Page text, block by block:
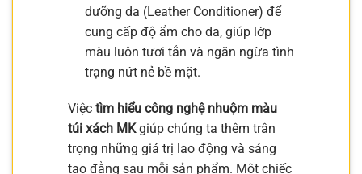
dưỡng da (Leather Conditioner) để
cung cấp độ ẩm cho da, giúp lớp
màu luôn tươi tắn và ngăn ngừa tình
trạng nứt nẻ bề mặt.
Việc tìm hiểu công nghệ nhuộm màu
túi xách MKgiúp chúng ta thêm trân
trọng những giá trị lao động và sáng
tạo đằng sau mỗi sản phẩm. Một chiếc